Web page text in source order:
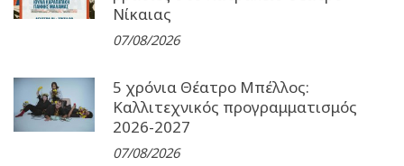
Νίκαιας
07/08/2026
5 χρόνια Θέατρο Μπέλλος:
Καλλιτεχνικός προγραμματισμός
2026-2027
07/08/2026